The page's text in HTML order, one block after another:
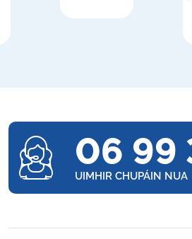
06 99
UIMHIR CHUPÁIN NUA